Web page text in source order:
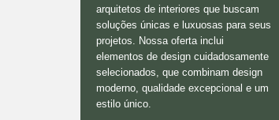
arquitetos de interiores que buscam
soluções únicas e luxuosas para seus
projetos. Nossa oferta inclui
elementos de design cuidadosamente
selecionados, que combinam design
moderno, qualidade excepcional e um
estilo único.